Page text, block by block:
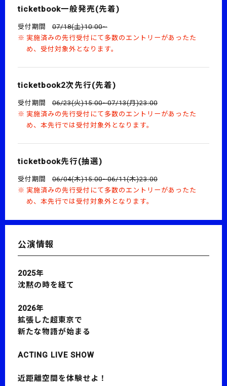
ticketbook一般発売(先着)
受付期間
07/18(土)10:00~
実施済みの先行受付にて多数のエントリーがあったた
め、受付対象外となります。
ticketbook2次先行(先着)
受付期間
06/23(火)15:00~07/13(月)23:00
実施済みの先行受付にて多数のエントリーがあったた
め、本先行では受付対象外となります。
ticketbook先行(抽選)
受付期間
06/04(木)15:00~06/11(木)23:00
実施済みの先行受付にて多数のエントリーがあったた
め、本先行では受付対象外となります。
公演情報
2025年
沈黙の時を経て
2026年
拡張した超東京で
新たな物語が始まる
ACTING LIVE SHOW
近距離空間を体験せよ！